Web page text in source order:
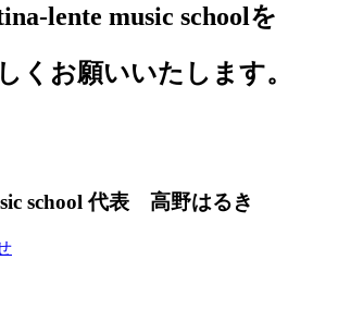
lente music schoolを
くお願いいたします。
school 代表 高野はるき